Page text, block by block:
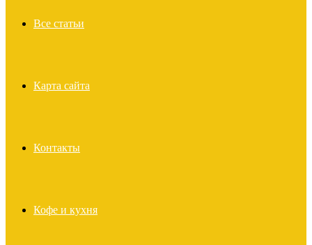
Все статьи
Карта сайта
Контакты
Кофе и кухня